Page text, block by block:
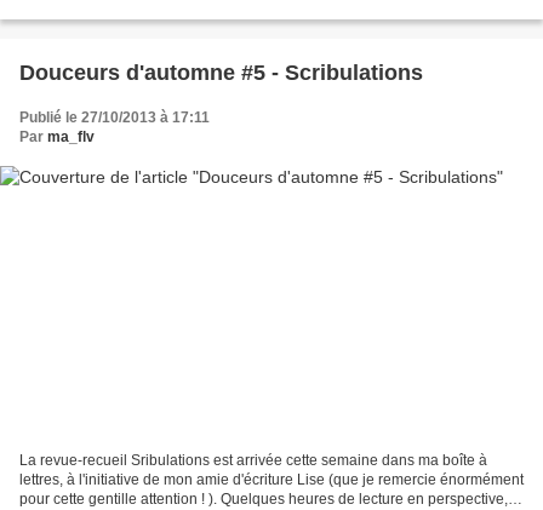
Douceurs d'automne #5 - Scribulations
Publié le 27/10/2013 à 17:11
Par ma_flv
La revue-recueil Sribulations est arrivée cette semaine dans ma boîte à
lettres, à l'initiative de mon amie d'écriture Lise (que je remercie énormément
pour cette gentille attention ! ). Quelques heures de lecture en perspective,